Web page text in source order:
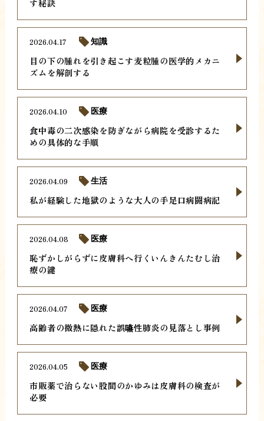
す秘訣
目の下の腫れを引き起こす麦粒腫の医学的メカニ
ズムを解剖する
2026.04.17 知識
食中毒の二次感染を防ぎながら病院を受診するた
めの具体的な手順
2026.04.10 医療
私が経験した地獄のような大人の手足口病闘病記
2026.04.09 生活
恥ずかしがらずに皮膚科へ行くいんきんたむし治
療の鍵
2026.04.08 医療
高齢者の微熱に隠れた誤嚥性肺炎の見落とし事例
2026.04.07 医療
市販薬で治らない股間のかゆみは皮膚科の検査が
必要
2026.04.05 医療